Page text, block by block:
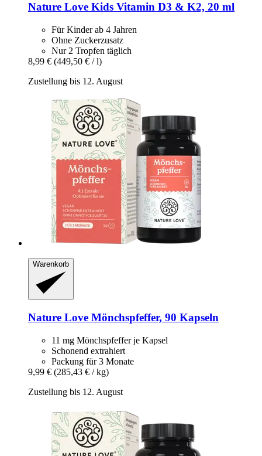
Nature Love Kids Vitamin D3 & K2, 20 ml
Für Kinder ab 4 Jahren
Ohne Zuckerzusatz
Nur 2 Tropfen täglich
8,99 € (449,50 € / l)
Zustellung bis 12. August
Warenkorb
Nature Love Mönchspfeffer, 90 Kapseln
11 mg Mönchspfeffer je Kapsel
Schonend extrahiert
Packung für 3 Monate
9,99 € (285,43 € / kg)
Zustellung bis 12. August